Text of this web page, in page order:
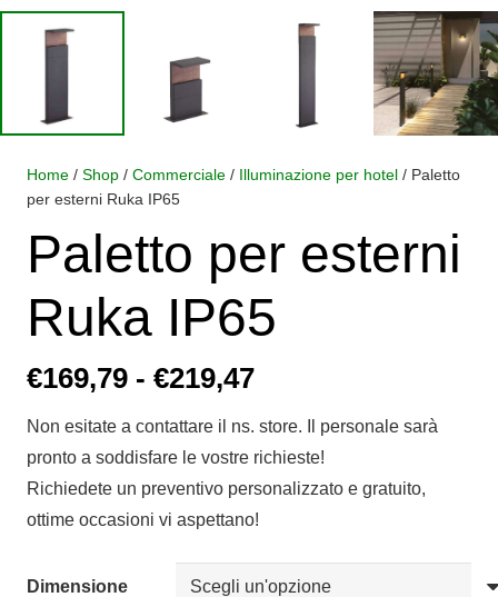
Home / Shop / Commerciale / Illuminazione per hotel / Paletto
per esterni Ruka IP65
Paletto per esterni
Ruka IP65
€169,79 - €219,47Fascia
prezzo:
da
€169,79
a
€219,47
Non esitate a contattare il ns. store. Il personale sarà
pronto a soddisfare le vostre richieste!
Richiedete un preventivo personalizzato e gratuito,
ottime occasioni vi aspettano!
Dimensione